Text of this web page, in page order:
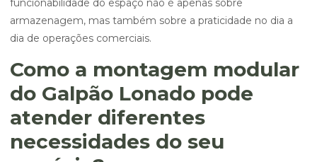
funcionabilidade do espaço não é apenas sobre
armazenagem, mas também sobre a praticidade no dia a
dia de operações comerciais.
Como a montagem modular
do Galpão Lonado pode
atender diferentes
necessidades do seu